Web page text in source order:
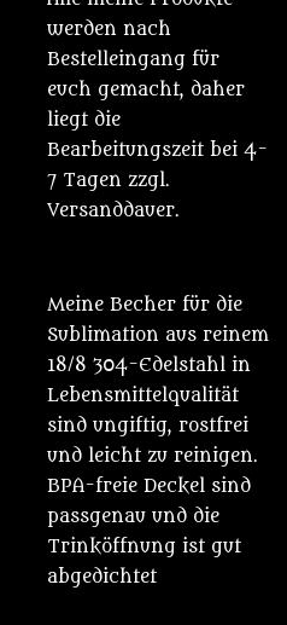
werden nach
Bestelleingang für
euch gemacht, daher
liegt die
Bearbeitungszeit bei 4-
7 Tagen zzgl.
Versanddauer.
Meine Becher für die
Sublimation aus reinem
18/8 304-Edelstahl in
Lebensmittelqualität
sind ungiftig, rostfrei
und leicht zu reinigen.
BPA-freie Deckel sind
passgenau und die
Trinköffnung ist gut
abgedichtet